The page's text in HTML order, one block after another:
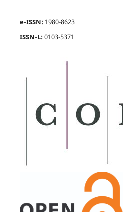
e-ISSN: 1980-8623
ISSN-L:0103-5371